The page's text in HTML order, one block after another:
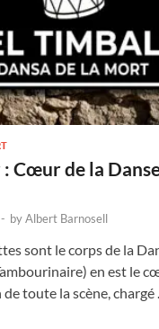
Cœur de la
- byAlbert Barnosell
sont le corps de la
en est le
de toute la scène, chargé